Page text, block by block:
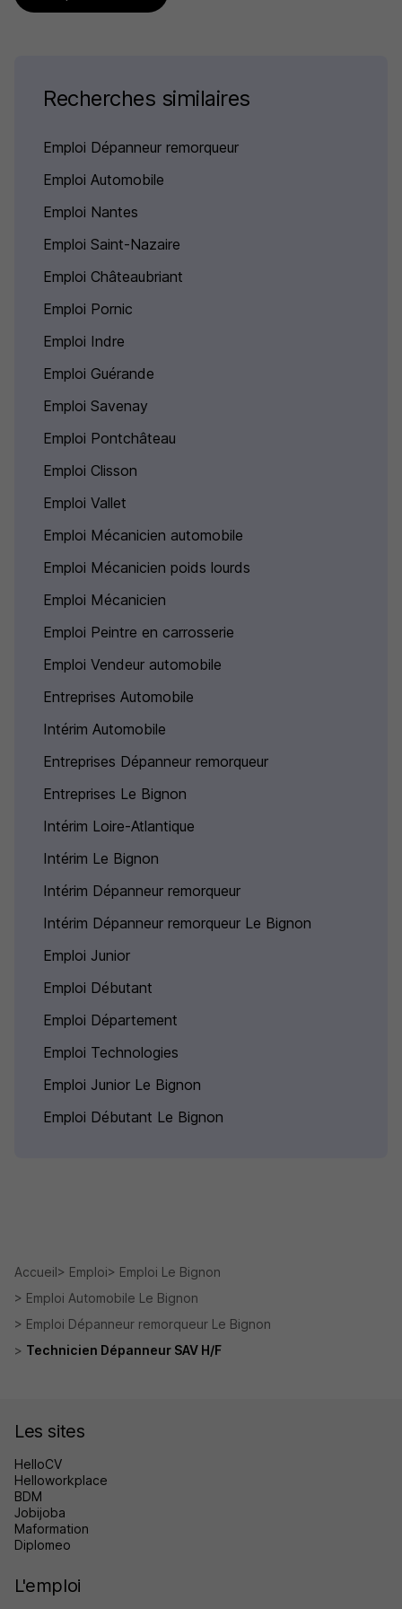
Recherches similaires
Emploi Dépanneur remorqueur
Emploi Automobile
Emploi Nantes
Emploi Saint-Nazaire
Emploi Châteaubriant
Emploi Pornic
Emploi Indre
Emploi Guérande
Emploi Savenay
Emploi Pontchâteau
Emploi Clisson
Emploi Vallet
Emploi Mécanicien automobile
Emploi Mécanicien poids lourds
Emploi Mécanicien
Emploi Peintre en carrosserie
Emploi Vendeur automobile
Entreprises Automobile
Intérim Automobile
Entreprises Dépanneur remorqueur
Entreprises Le Bignon
Intérim Loire-Atlantique
Intérim Le Bignon
Intérim Dépanneur remorqueur
Intérim Dépanneur remorqueur Le Bignon
Emploi Junior
Emploi Débutant
Emploi Département
Emploi Technologies
Emploi Junior Le Bignon
Emploi Débutant Le Bignon
Accueil Emploi
Emploi Le Bignon
Emploi Automobile Le Bignon
Emploi Dépanneur remorqueur Le Bignon
Technicien Dépanneur SAV H/F
Les sites
HelloCV
Helloworkplace
BDM
Jobijoba
Maformation
Diplomeo
L'emploi